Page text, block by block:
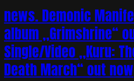
news. Demonic
album „Grimshrine“
Single/Video „Kuru:
Death March“ out now